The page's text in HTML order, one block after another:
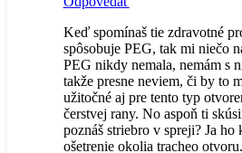
Keď spomínaš tie zdravotné
spôsobuje PEG, tak mi niečo
PEG nikdy nemala, nemám s
takže presne neviem, či by to
užitočné aj pre tento typ
čerstvej rany. No aspoň ti
poznáš striebro v spreji? Ja ho
ošetrenie okolia tracheo